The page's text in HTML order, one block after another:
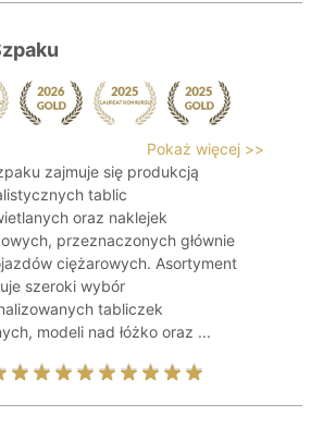
Pokaż więcej >>
zajmuje się produkcją
tablic
oraz naklejek
przeznaczonych głównie
ciężarowych. Asortyment
szeroki wybór
tabliczek
modeli nad łóżko oraz ...